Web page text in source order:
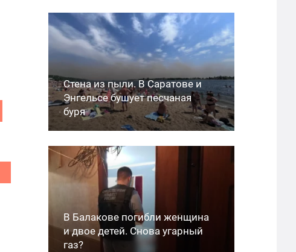
Стена из пыли. В Саратове и
Энгельсе бушует песчаная
буря
В Балакове погибли женщина
и двое детей. Снова угарный
газ?